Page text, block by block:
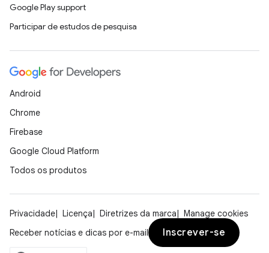
Google Play support
Participar de estudos de pesquisa
Android
Chrome
Firebase
Google Cloud Platform
Todos os produtos
Privacidade Licença Diretrizes da marca
Manage cookies
Receber notícias e dicas por e-mail
Inscrever-se